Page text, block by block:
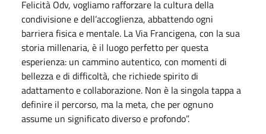
Felicità Odv, vogliamo rafforzare la cultura della
condivisione e dell’accoglienza, abbattendo ogni
barriera fisica e mentale. La Via Francigena, con la sua
storia millenaria, è il luogo perfetto per questa
esperienza: un cammino autentico, con momenti di
bellezza e di difficoltà, che richiede spirito di
adattamento e collaborazione. Non è la singola tappa a
definire il percorso, ma la meta, che per ognuno
assume un significato diverso e profondo”.